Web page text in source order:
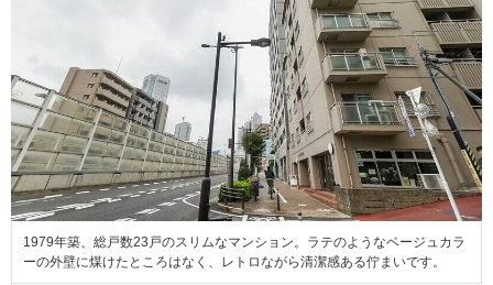
1979年築、総戸数23戸のスリムなマンション。ラテのようなベージュカラ
ーの外壁に煤けたところはなく、レトロながら清潔感ある佇まいです。